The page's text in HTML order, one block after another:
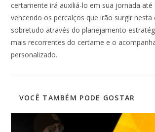
certamente irá auxiliá-lo em sua jornada até
vencendo os percalços que irão surgir nesta
sobretudo através do planejamento
mais recorrentes do certame e o
personalizado.
VOCÊ TAMBÉM PODE GOSTAR